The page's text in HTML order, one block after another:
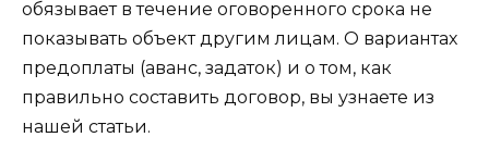
обязывает в течение оговоренного срока не
показывать объект другим лицам. О вариантах
предоплаты (аванс, задаток) и о том, как
правильно составить договор, вы узнаете из
нашей статьи.